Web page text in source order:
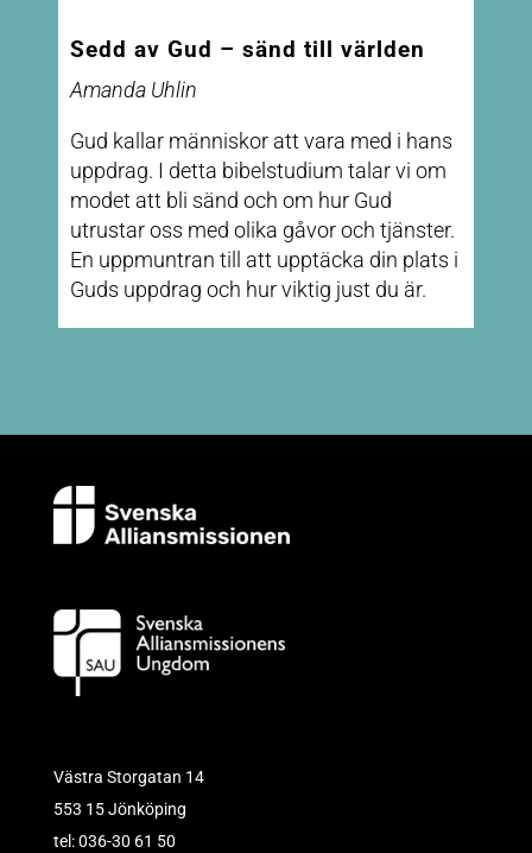
Sedd av Gud – sänd till världen
Amanda Uhlin
Gud kallar människor att vara med i hans
uppdrag. I detta bibelstudium talar vi om
modet att bli sänd och om hur Gud
utrustar oss med olika gåvor och tjänster.
En uppmuntran till att upptäcka din plats i
Guds uppdrag och hur viktig just du är.
Västra Storgatan 14
553 15 Jönköping
tel: 036-30 61 50